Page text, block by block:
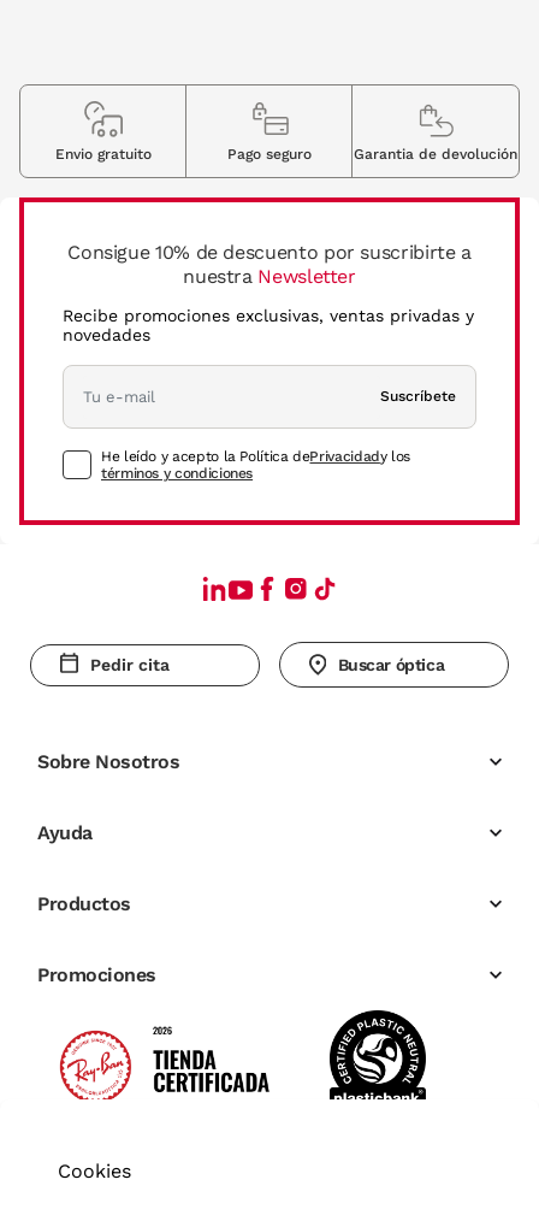
Consigue 10% de descuento por suscribirte a
nuestra Newsletter
Recibe promociones exclusivas, ventas privadas y
novedades
Suscríbete
He leído y acepto la Política dePrivacidady los
términos y condiciones
Envio gratuito Pago seguro Garantia de devolución
Pedir cita Buscar óptica
Sobre Nosotros
Ayuda
Productos
Promociones
Cookies